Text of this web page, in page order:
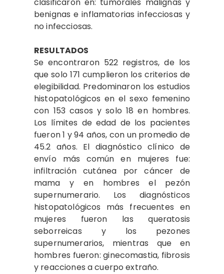
clasificaron en: tumorales malignas y
benignas e inflamatorias infecciosas y
no infecciosas.
RESULTADOS
Se encontraron 522 registros, de los
que solo 171 cumplieron los criterios de
elegibilidad. Predominaron los estudios
histopatológicos en el sexo femenino
con 153 casos y solo 18 en hombres.
Los límites de edad de los pacientes
fueron 1 y 94 años, con un promedio de
45.2 años. El diagnóstico clínico de
envío más común en mujeres fue:
infiltración cutánea por cáncer de
mama y en hombres el pezón
supernumerario. Los diagnósticos
histopatológicos más frecuentes en
mujeres fueron las queratosis
seborreicas y los pezones
supernumerarios, mientras que en
hombres fueron: ginecomastia, fibrosis
y reacciones a cuerpo extraño.